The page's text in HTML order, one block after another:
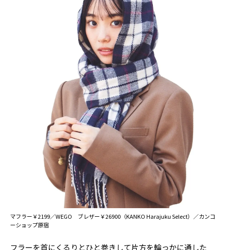
ST member
新規会員登録・ログイン
マフラー￥2199／WEGO ブレザー￥26900（KANKO Harajuku Select）／カンコ
ーショップ原宿
フラーを首にくるりとひと巻きして片方を輪っかに通した